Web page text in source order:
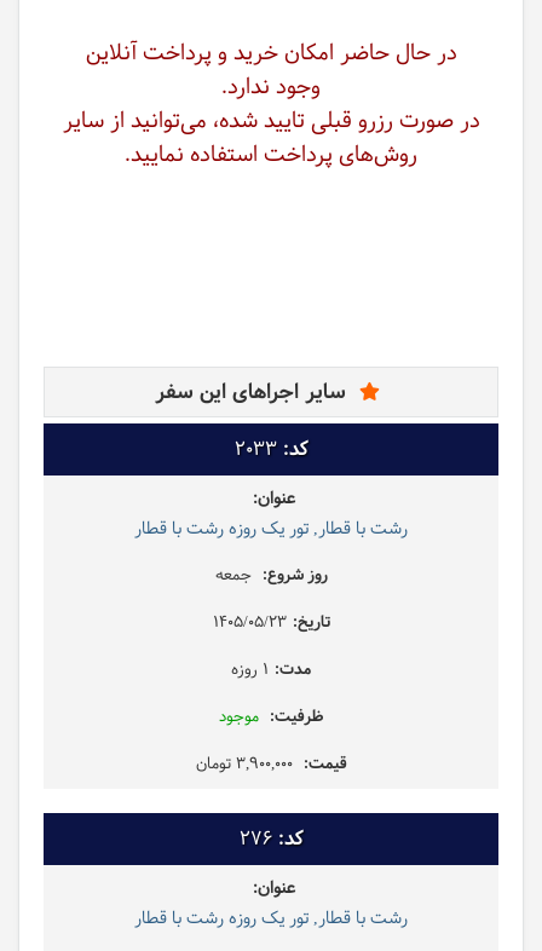
در حال حاضر امکان خرید و پرداخت آنلاین
وجود ندارد.
در صورت رزرو قبلی تایید شده، می‌توانید از سایر
روش‌های پرداخت استفاده نمایید.
سایر اجراهای این سفر
2033
رشت با قطار, تور یک روزه رشت با قطار
جمعه
1405/05/23
1 روزه
موجود
3,900,000 تومان
276
رشت با قطار, تور یک روزه رشت با قطار